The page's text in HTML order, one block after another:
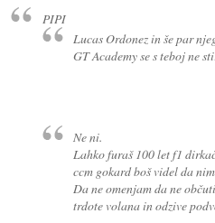
PIPI
Lucas Ordonez in še par
GT Academy se s teboj ne
Ne ni.
Lahko furaš 100 let f1
ccm gokard boš videl da
Da ne omenjam da ne
trdote volana in odzive